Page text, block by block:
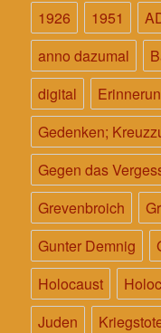
1926 1951
anno dazumal
digital
Gedenken;
Gegen das
Grevenbroich
Gunter Demnig
Holocaust
Juden